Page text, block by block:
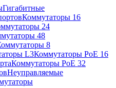
Гигабитные
Коммутаторы 16
24
48
8
L3Коммутаторы PoE 16
Коммутаторы PoE 32
Неуправляемые